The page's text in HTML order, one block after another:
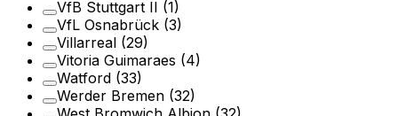
VfB Stuttgart II (1)
VfL Osnabrück (3)
Villarreal (29)
Vitoria Guimaraes (4)
Watford (33)
Werder Bremen (32)